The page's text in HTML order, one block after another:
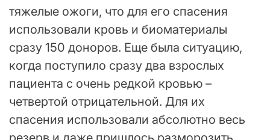
тяжелые ожоги, что для его спасения
использовали кровь и биоматериалы
сразу 150 доноров. Еще была ситуацию,
когда поступило сразу два взрослых
пациента с очень редкой кровью –
четвертой отрицательной. Для их
спасения использовали абсолютно весь